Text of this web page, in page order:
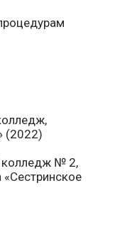
(2022)
колледж № 2,